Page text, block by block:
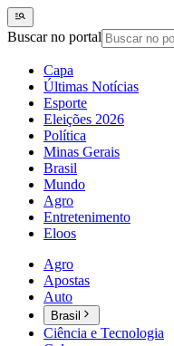
Buscar no portal
Capa
Últimas Notícias
Esporte
Eleições 2026
Política
Minas Gerais
Brasil
Mundo
Agro
Entretenimento
Eloos
Agro
Apostas
Auto
Brasil
Ciência e Tecnologia